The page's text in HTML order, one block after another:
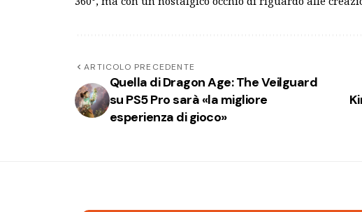
ARTICOLO PRECEDENTE
Quella di Dragon Age: The Veilguard
su PS5 Pro sarà «la migliore
esperienza di gioco»